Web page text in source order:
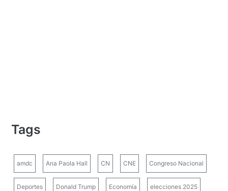
Tags
amdc Ana Paola Hall CN CNE Congreso Nacional
Deportes Donald Trump Economía elecciones 2025